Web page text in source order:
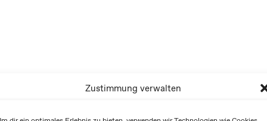
Zustimmung verwalten